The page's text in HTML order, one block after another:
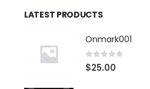
LATEST PRODUCTS
Onmark001
0 out of 5
$25.00